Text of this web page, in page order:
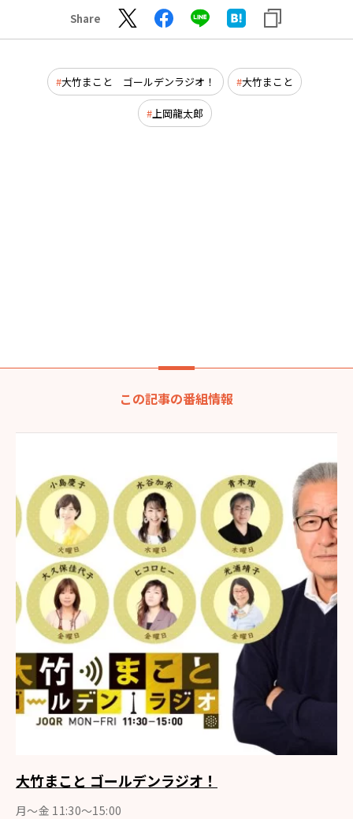
Share
大竹まこと ゴールデンラジオ！ 大竹まこと
上岡龍太郎
この記事の番組情報
大竹まこと ゴールデンラジオ！
月〜金 11:30～15:00